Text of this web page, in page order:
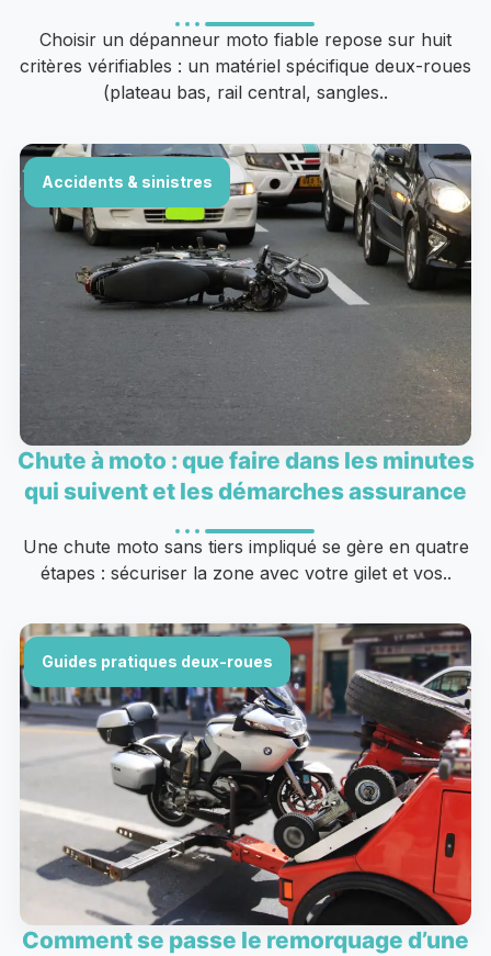
Choisir un dépanneur moto fiable repose sur huit
critères vérifiables : un matériel spécifique deux-roues
(plateau bas, rail central, sangles..
Accidents & sinistres
Chute à moto : que faire dans les minutes
qui suivent et les démarches assurance
Une chute moto sans tiers impliqué se gère en quatre
étapes : sécuriser la zone avec votre gilet et vos..
Guides pratiques deux-roues
Comment se passe le remorquage d’une